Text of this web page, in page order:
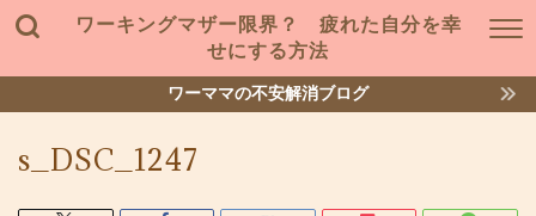
ワーキングマザー限界？ 疲れた自分を幸
せにする方法
ワーママの不安解消ブログ
s_DSC_1247